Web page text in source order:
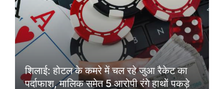
शिलाई: होटल के कमरे में चल रहे जुआ रैकेट का
पर्दाफाश, मालिक समेत 5 आरोपी रंगे हाथों पकड़े